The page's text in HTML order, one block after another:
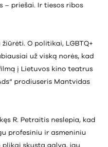
– priešai. Ir tiesos ribos
O politikai, LGBTQ+
už viską norės, kad
į Lietuvos kino teatrus
prodiuseris Mantvidas
R. Petraitis neslepia, kad
profesiniu ir asmeniniu